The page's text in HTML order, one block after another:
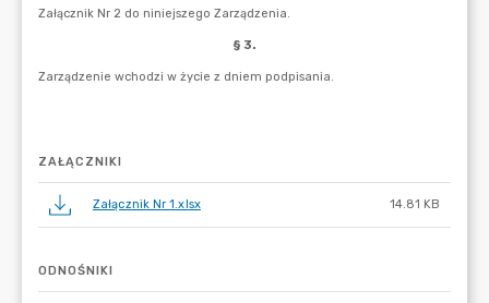
ZAŁĄCZNIKI
Załącznik Nr 1.xlsx 14.81 KB
ODNOŚNIKI